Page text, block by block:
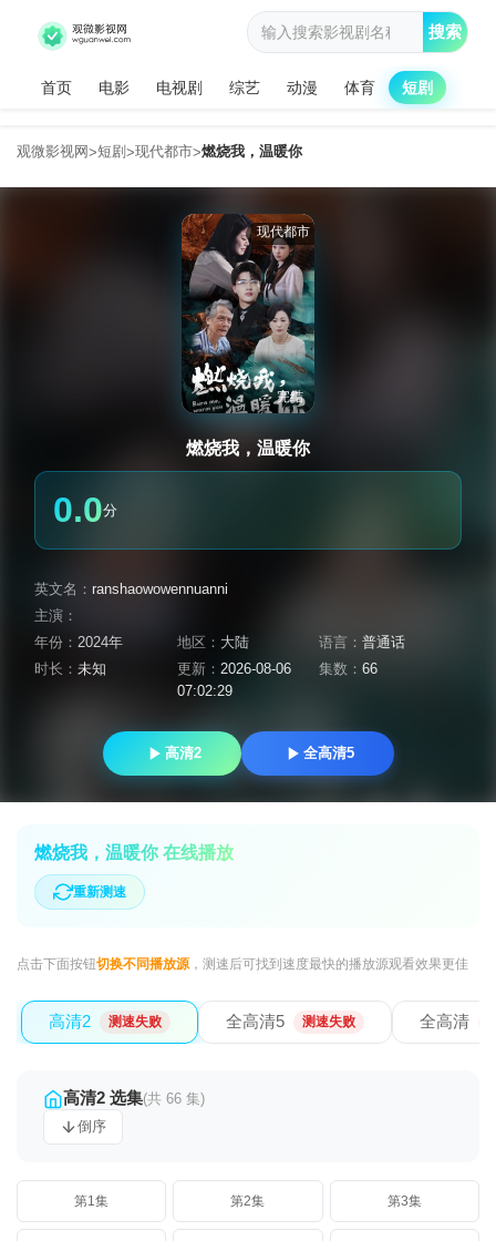
首页 电影 电视剧 综艺 动漫 体育 短剧
搜索
观微影视网>短剧 >现代都市>燃烧我，温暖你
现代都市
完结
燃烧我，温暖你
0.0分
英文名： ranshaowowennuanni
主演：
年份： 2024年 地区： 大陆 语言：普通话
时长： 未知 更新： 2026-08-06
07:02:29
集数：66
高清2 全高清5
燃烧我，温暖你 在线播放
重新测速
点击下面按钮切换不同播放源，测速后可找到速度最快的播放源观看效果更佳
高清2 测速失败 全高清5 测速失败 全高清
高清2 选集(共 66 集)
倒序
第1集 第2集 第3集